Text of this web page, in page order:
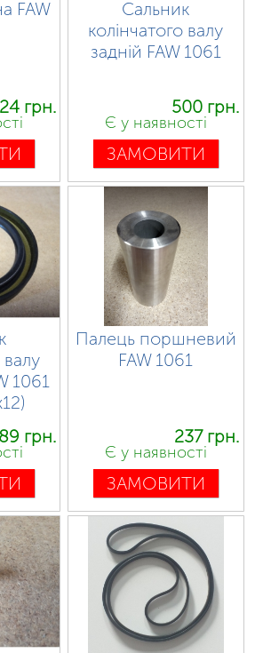
FAW
24 грн.
Сальник
колінчатого валу
задній FAW 1061
500 грн.
Є у наявності
ЗАМОВИТИ
валу
1061
грн.
Палець поршневий
FAW 1061
237 грн.
Є у наявності
ЗАМОВИТИ